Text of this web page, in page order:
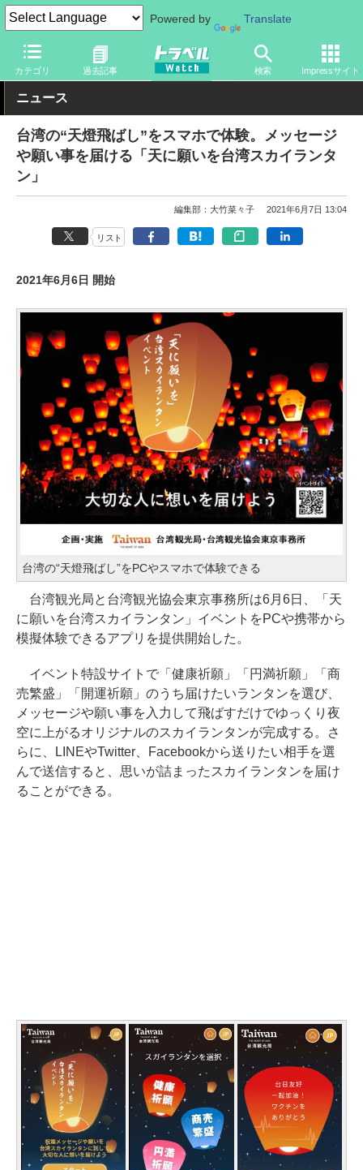
Powered by Translate
カテゴリ 過去記事 検索 Impressサイト
トラベル Watch 地域 海外旅行 台湾
ニュース
台湾の“天燈飛ばし”をスマホで体験。メッセージ
や願い事を届ける「天に願いを台湾スカイランタ
ン」
編集部：大竹菜々子 2021年6月7日 13:04
リスト
2021年6月6日 開始
台湾の“天燈飛ばし”をPCやスマホで体験できる
台湾観光局と台湾観光協会東京事務所は6月6日、「天
に願いを台湾スカイランタン」イベントをPCや携帯から
模擬体験できるアプリを提供開始した。
イベント特設サイトで「健康祈願」「円満祈願」「商
売繁盛」「開運祈願」のうち届けたいランタンを選び、
メッセージや願い事を入力して飛ばすだけでゆっくり夜
空に上がるオリジナルのスカイランタンが完成する。さ
らに、LINEやTwitter、Facebookから送りたい相手を選
んで送信すると、思いが詰まったスカイランタンを届け
ることができる。